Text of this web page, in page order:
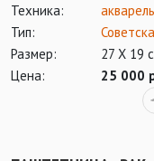
Техника:
акварель
Тип:
Размер:
27 Х 19
Цена:
25 000